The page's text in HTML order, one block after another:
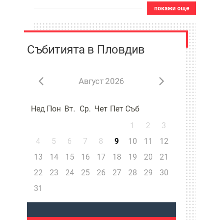
покажи още
Събитията в Пловдив
Август 2026
Нед Пон Вт. Ср. Чет Пет Съб
1
2
3
4
5 6 7 8 9 10 11
12
13
14 15 16 17 18 19 20
21
22
23 24 25 26 27 28 29
30
31